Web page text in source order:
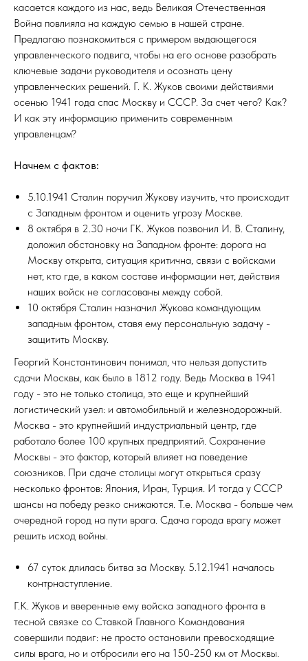
касается каждого из нас, ведь Великая Отечественная
Война повлияла на каждую семью в нашей стране.
Предлагаю познакомиться с примером выдающегося
управленческого подвига, чтобы на его основе разобрать
ключевые задачи руководителя и осознать цену
управленческих решений. Г. К. Жуков своими действиями
осенью 1941 года спас Москву и СССР. За счет чего? Как?
И как эту информацию применить современным
управленцам?
Начнем с фактов:
5.10.1941 Сталин поручил Жукову изучить, что происходит
с Западным фронтом и оценить угрозу Москве.
8 октября в 2.30 ночи ГК. Жуков позвонил И. В. Сталину,
доложил обстановку на Западном фронте: дорога на
Москву открыта, ситуация критична, связи с войсками
нет, кто где, в каком составе информации нет, действия
наших войск не согласованы между собой.
10 октября Сталин назначил Жукова командующим
западным фронтом, ставя ему персональную задачу -
защитить Москву.
Георгий Константинович понимал, что нельзя допустить
сдачи Москвы, как было в 1812 году. Ведь Москва в 1941
году - это не только столица, это еще и крупнейший
логистический узел: и автомобильный и железнодорожный.
Москва - это крупнейший индустриальный центр, где
работало более 100 крупных предприятий. Сохранение
Москвы - это фактор, который влияет на поведение
союзников. При сдаче столицы могут открыться сразу
несколько фронтов: Япония, Иран, Турция. И тогда у СССР
шансы на победу резко снижаются. Т.е. Москва - больше чем
очередной город на пути врага. Сдача города врагу может
решить исход войны.
67 суток длилась битва за Москву. 5.12.1941 началось
контрнаступление.
Г.К. Жуков и вверенные ему войска западного фронта в
тесной связке со Ставкой Главного Командования
совершили подвиг: не просто остановили превосходящие
силы врага, но и отбросили его на 150-250 км от Москвы.